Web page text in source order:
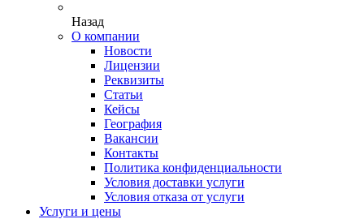
Назад
О компании
Новости
Лицензии
Реквизиты
Статьи
Кейсы
География
Вакансии
Контакты
Политика конфиденциальности
Условия доставки услуги
Условия отказа от услуги
Услуги и цены